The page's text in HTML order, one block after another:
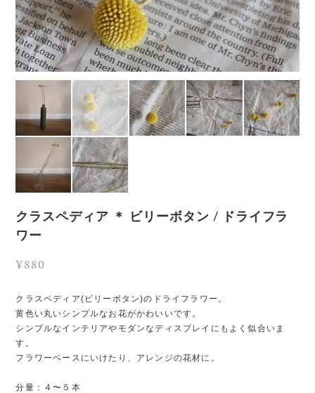
クラスペディア ＊ ビリーボタン / ドライフラ
ワー
¥880
クラスペディア(ビリーボタン)のドライフラワー。
黄色い丸いシンプルなお花がかわいいです。
シンプルなインテリアやモダンなディスプレイにもよく似合いま
す。
フラワーベースにいけたり、アレンジの花材に。
分量：４〜５本